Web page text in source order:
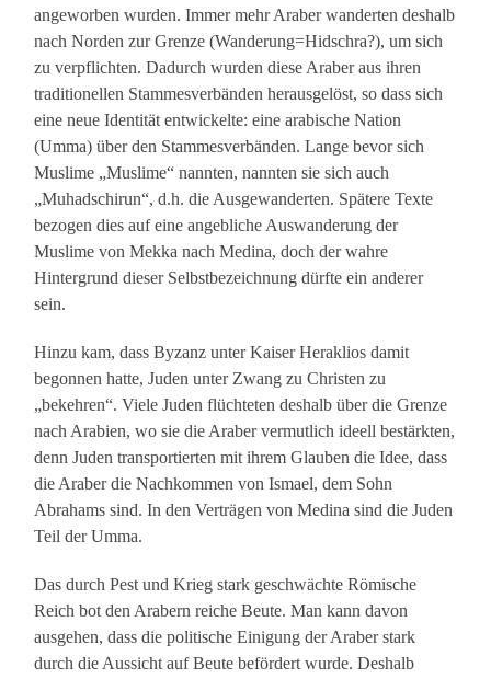
angeworben wurden. Immer mehr Araber wanderten deshalb
nach Norden zur Grenze (Wanderung=Hidschra?), um sich
zu verpflichten. Dadurch wurden diese Araber aus ihren
traditionellen Stammesverbänden herausgelöst, so dass sich
eine neue Identität entwickelte: eine arabische Nation
(Umma) über den Stammesverbänden. Lange bevor sich
Muslime „Muslime“ nannten, nannten sie sich auch
„Muhadschirun“, d.h. die Ausgewanderten. Spätere Texte
bezogen dies auf eine angebliche Auswanderung der
Muslime von Mekka nach Medina, doch der wahre
Hintergrund dieser Selbstbezeichnung dürfte ein anderer
sein.
Hinzu kam, dass Byzanz unter Kaiser Heraklios damit
begonnen hatte, Juden unter Zwang zu Christen zu
„bekehren“. Viele Juden flüchteten deshalb über die Grenze
nach Arabien, wo sie die Araber vermutlich ideell bestärkten,
denn Juden transportierten mit ihrem Glauben die Idee, dass
die Araber die Nachkommen von Ismael, dem Sohn
Abrahams sind. In den Verträgen von Medina sind die Juden
Teil der Umma.
Das durch Pest und Krieg stark geschwächte Römische
Reich bot den Arabern reiche Beute. Man kann davon
ausgehen, dass die politische Einigung der Araber stark
durch die Aussicht auf Beute befördert wurde. Deshalb